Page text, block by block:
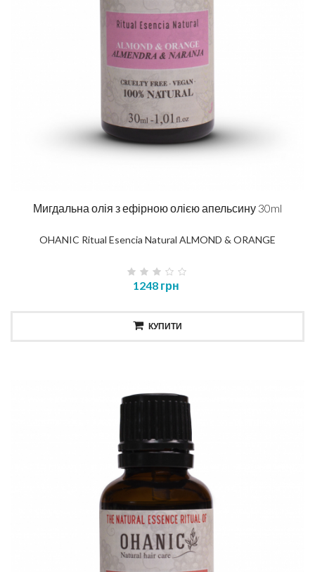
Мигдальна олія з ефірною олією апельсину 30ml
OHANIC Ritual Esencia Natural ALMOND & ORANGE
1248 грн
КУПИТИ